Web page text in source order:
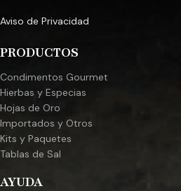
Aviso de Privacidad
PRODUCTOS
Condimentos Gourmet
Hierbas y Especias
Hojas de Oro
Importados y Otros
Kits y Paquetes
Tablas de Sal
AYUDA